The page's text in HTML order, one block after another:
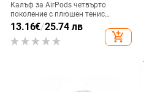
Калъф за AirPods четвърто
поколение с плюшен тенис
мотив, силиконов 3D дизайн,
съвместим с AirPods 3 и Pro 2
13.16€/25.74 лв
add_shopping_cart